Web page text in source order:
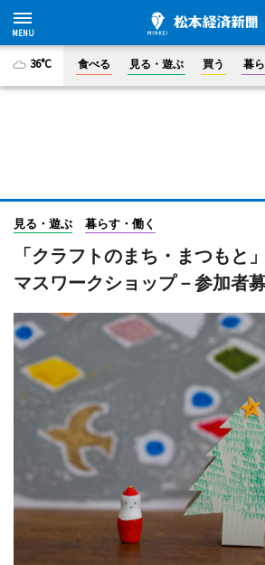
36°C 食べる 見る・遊ぶ 買う 暮
見る・遊ぶ 暮らす・働く
「クラフトのまち・まつもと
マスワークショップ－参加者